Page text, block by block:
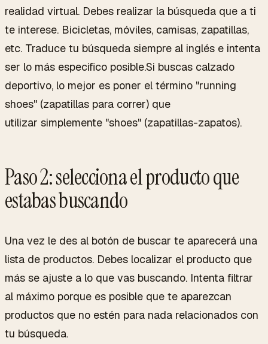
realidad virtual. Debes realizar la búsqueda que a ti
te interese. Bicicletas, móviles, camisas, zapatillas,
etc. Traduce tu búsqueda siempre al inglés e intenta
ser lo más especifico posible.Si buscas calzado
deportivo, lo mejor es poner el término "running
shoes" (zapatillas para correr) que
utilizar simplemente "shoes" (zapatillas-zapatos).
Paso 2: selecciona el producto que
estabas buscando
Una vez le des al botón de buscar te aparecerá una
lista de productos. Debes localizar el producto que
más se ajuste a lo que vas buscando. Intenta filtrar
al máximo porque es posible que te aparezcan
productos que no estén para nada relacionados con
tu búsqueda.